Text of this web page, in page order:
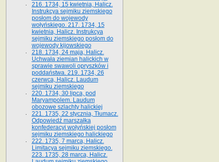
216. 1734, 15 kwietnia, Halicz.
Instrukcya sejmiku ziemskiego
posłom do wojewody
wołyńskiego. 217. 1734, 15
kwietnia, Halicz. Instrukcya
sejmiku ziemskiego posłom do
wojewody kijowskiego
218. 1734, 24 maja, Halicz.
Uchwała ziemian halickich w
sprawie swawoli opryszków i
poddaństwa. 219. 1734, 26
czerwca, Halicz. Laudum
sejmiku ziemskiego
220. 1734, 30 lipca, pod
Maryampolem. Laudum
obozowe szlachty halickiej
221. 1735, 22 stycznia, Tłumacz.
Odpowiedź marszałka
konfederacyi wołyńskiej posłom
sejmiku ziemskiego halickiego
222. 1735, 7 marca, Halicz.
Limitacya sejmiku ziemskiego.
223. 1735, 28 marca, Halicz.